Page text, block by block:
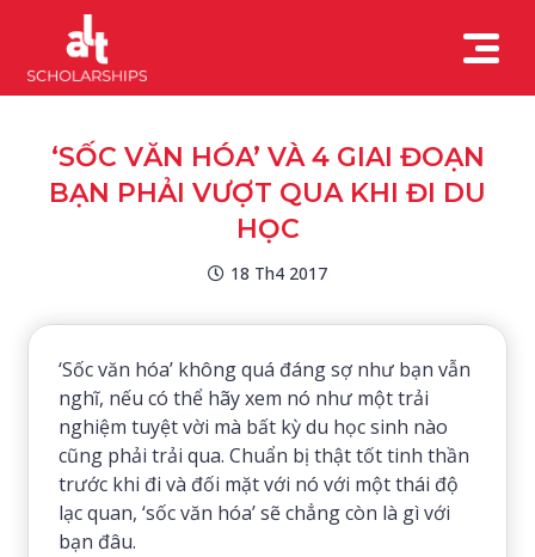
‘SỐC VĂN HÓA’ VÀ 4 GIAI ĐOẠN
BẠN PHẢI VƯỢT QUA KHI ĐI DU
HỌC
18 Th4 2017
‘Sốc văn hóa’ không quá đáng sợ như bạn vẫn
nghĩ, nếu có thể hãy xem nó như một trải
nghiệm tuyệt vời mà bất kỳ du học sinh nào
cũng phải trải qua. Chuẩn bị thật tốt tinh thần
trước khi đi và đối mặt với nó với một thái độ
lạc quan, ‘sốc văn hóa’ sẽ chẳng còn là gì với
bạn đâu.